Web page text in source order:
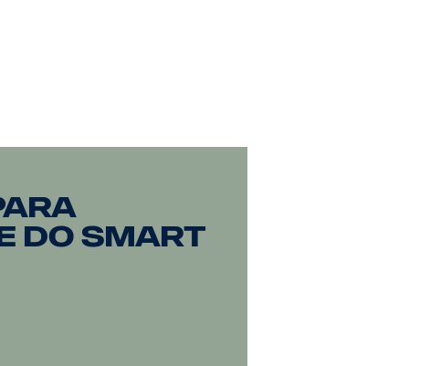
do Smart